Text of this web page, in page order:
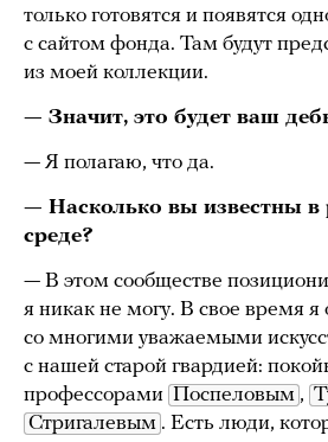
только готовятся и появятся
с сайтом фонда. Там будут
из моей коллекции.
— Значит, это будет ваш
— Я полагаю, что да.
— Насколько вы известны в
среде?
— В этом сообществе
я никак не могу. В свое время я
со многими уважаемыми
с нашей старой гвардией:
профессорами Поспеловым ,
Стригалевым . Есть люди,